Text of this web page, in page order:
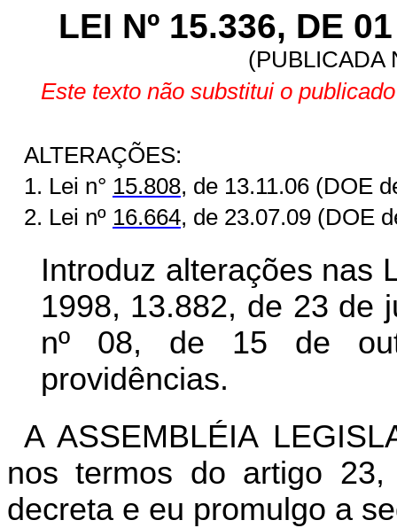
LEI Nº 15.336, DE
(PUBLICADA
Este texto não substitui o
ALTERAÇÕES:
1. Lei n° 15.808, de 13.11.06 (DOE
2. Lei nº 16.664, de 23.07.09 (DOE
Introduz alterações nas
1998, 13.882, de 23 de
nº 08, de 15 de
providências.
A ASSEMBLÉIA
nos termos do artigo
decreta e eu promulgo a